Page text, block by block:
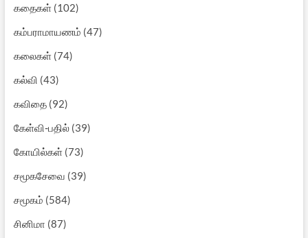
கதைகள்(102)
கம்பராமாயணம் (47)
கலைகள்(74)
கல்வி (43)
கவிதை(92)
கேள்வி-பதில்(39)
கோயில்கள்(73)
சமூகசேவை (39)
சமூகம் (584)
சினிமா (87)